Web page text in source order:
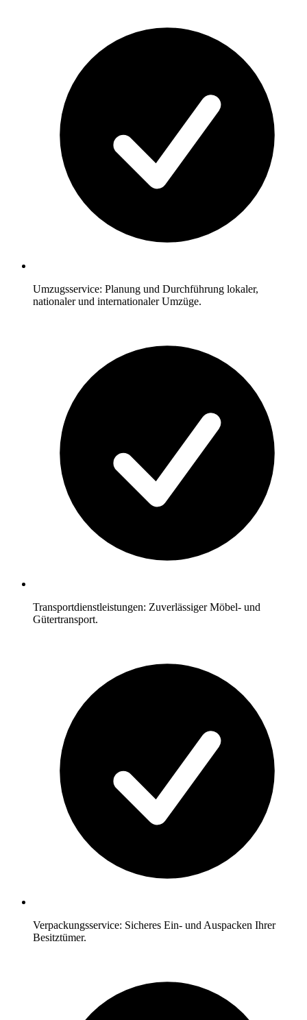
Umzugsservice: Planung und Durchführung lokaler,
nationaler und internationaler Umzüge.
Transportdienstleistungen: Zuverlässiger Möbel- und
Gütertransport.
Verpackungsservice: Sicheres Ein- und Auspacken Ihrer
Besitztümer.